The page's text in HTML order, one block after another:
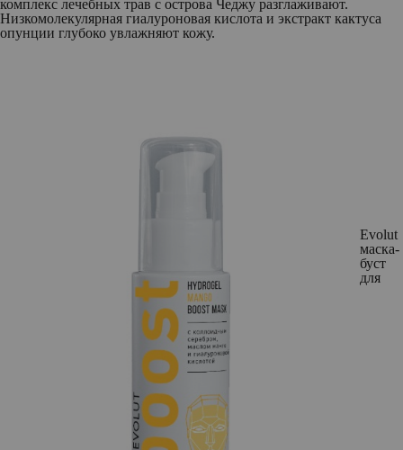
комплекс лечебных трав с острова Чеджу разглаживают.
Низкомолекулярная гиалуроновая кислота и экстракт кактуса
опунции глубоко увлажняют кожу.
Evolut
маска-
буст
для